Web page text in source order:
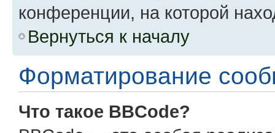
конференции, на которой
Вернуться к началу
Форматирование
Что такое BBCode?